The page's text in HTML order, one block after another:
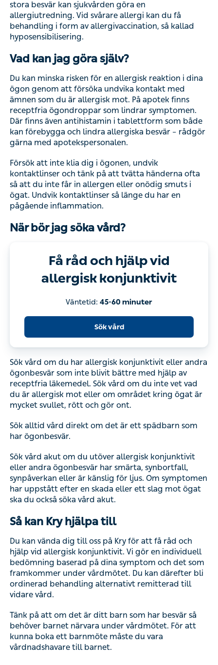
stora besvär kan sjukvården göra en
allergiutredning. Vid svårare allergi kan du få
behandling i form av allergivaccination, så kallad
hyposensibilisering.
Vad kan jag göra själv?
Du kan minska risken för en allergisk reaktion i dina
ögon genom att försöka undvika kontakt med
ämnen som du är allergisk mot. På apotek finns
receptfria ögondroppar som lindrar symptomen.
Där finns även antihistamin i tablettform som både
kan förebygga och lindra allergiska besvär – rådgör
gärna med apotekspersonalen.
Försök att inte klia dig i ögonen, undvik
kontaktlinser och tänk på att tvätta händerna ofta
så att du inte får in allergen eller onödig smuts i
ögat. Undvik kontaktlinser så länge du har en
pågående inflammation.
När bör jag söka vård?
Få råd och hjälp vid
allergisk konjunktivit
Väntetid: 45-60 minuter
Sök vård
Sök vård om du har allergisk konjunktivit eller andra
ögonbesvär som inte blivit bättre med hjälp av
receptfria läkemedel. Sök vård om du inte vet vad
du är allergisk mot eller om området kring ögat är
mycket svullet, rött och gör ont.
Sök alltid vård direkt om det är ett spädbarn som
har ögonbesvär.
Sök vård akut om du utöver allergisk konjunktivit
eller andra ögonbesvär har smärta, synbortfall,
synpåverkan eller är känslig för ljus. Om symptomen
har uppstått efter en skada eller ett slag mot ögat
ska du också söka vård akut.
Så kan Kry hjälpa till
Du kan vända dig till oss på Kry för att få råd och
hjälp vid allergisk konjunktivit. Vi gör en individuell
bedömning baserad på dina symptom och det som
framkommer under vårdmötet. Du kan därefter bli
ordinerad behandling alternativt remitterad till
vidare vård.
Tänk på att om det är ditt barn som har besvär så
behöver barnet närvara under vårdmötet. För att
kunna boka ett barnmöte måste du vara
vårdnadshavare till barnet.